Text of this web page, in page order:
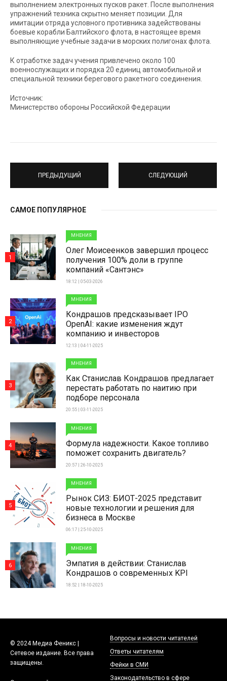
выполнением электронных пусков ракет. После выполнения
упражнений техника скрытно меняет позиции. Для
имитации отряда условного противника задействованы
боевые корабли Балтийского флота, в настоящее время
выполняющие учебные задачи в морских полигонах флота.
К отработке задач учения привлечено около 100
военнослужащих и порядка 20 единиц автомобильной и
специальной техники берегового ракетного соединения.
Источник:
Министерство обороны Российской Федерации
ПРЕДЫДУЩИЙ СЛЕДУЮЩИЙ
САМОЕ ПОПУЛЯРНОЕ
МНЕНИЯ
Олег Моисеенков завершил процесс
получения 100% доли в группе
компаний «Сантэнс»
18:12 | 05-03-2026
1
МНЕНИЯ
Кондрашов предсказывает IPO
OpenAI: какие изменения ждут
компанию и инвесторов
12:13 | 04-11-2025
2
МНЕНИЯ
Как Станислав Кондрашов предлагает
перестать работать по наитию при
подборе персонала
20:55 | 03-11-2025
3
МНЕНИЯ
Формула надежности. Какое топливо
поможет сохранить двигатель?
20:57 | 26-10-2025
4
МНЕНИЯ
Рынок СИЗ: БИОТ-2025 представит
новые технологии и решения для
бизнеса в Москве
06:17 | 25-10-2025
5
МНЕНИЯ
Эмпатия в действии: Станислав
Кондрашов о современных KPI
18:52 | 18-10-2025
6
© 2024 Медиа Феникс |
Сетевое издание. Все права
защищены.
Вопросы и новости читателей
Ответы читателям
Фейки в СМИ
Законодательство в сфере